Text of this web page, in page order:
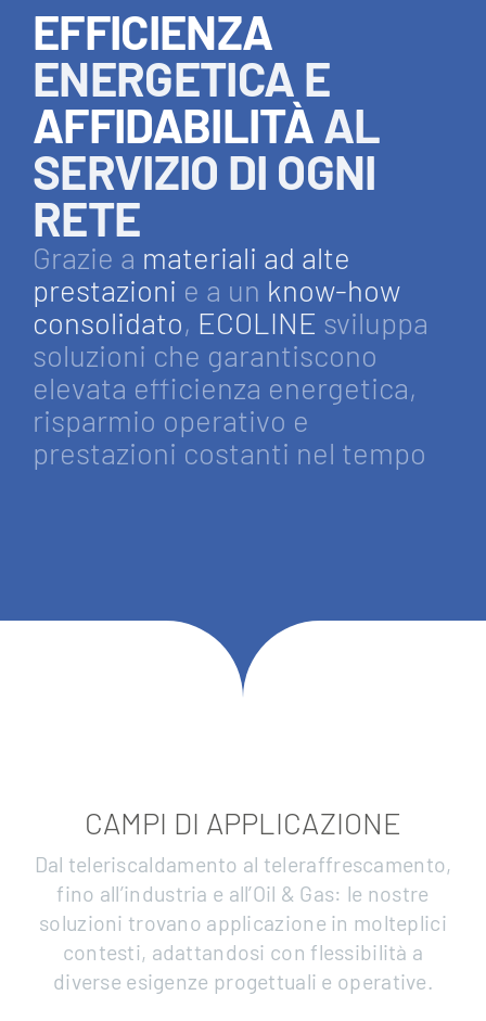
EFFICIENZA
ENERGETICA E
AFFIDABILITÀ AL
SERVIZIO DI OGNI
RETE
Grazie a materiali ad alte
prestazioni e a un know-how
consolidato, ECOLINE sviluppa
soluzioni che garantiscono
elevata efficienza energetica,
risparmio operativo e
prestazioni costanti nel tempo
CAMPI DI APPLICAZIONE
Dal teleriscaldamento al teleraffrescamento,
fino all’industria e all’Oil & Gas: le nostre
soluzioni trovano applicazione in molteplici
contesti, adattandosi con flessibilità a
diverse esigenze progettuali e operative.